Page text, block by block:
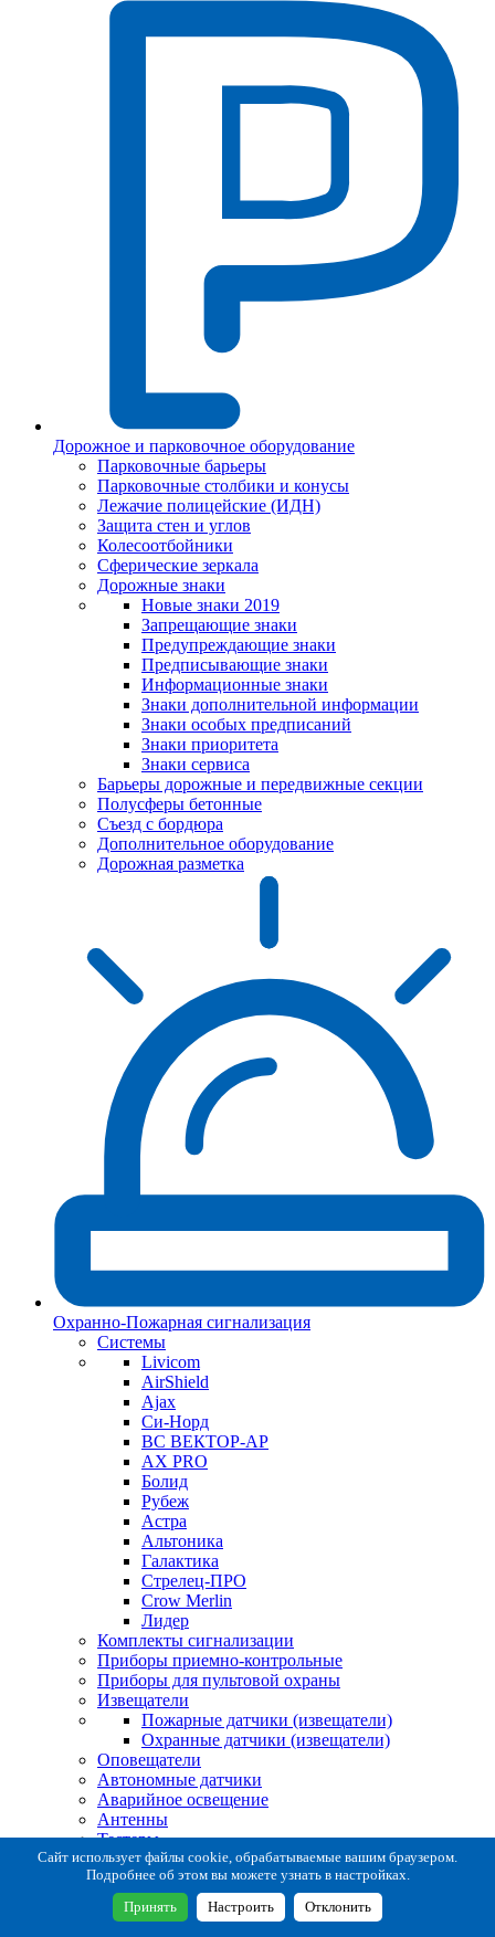
Дорожное и парковочное оборудование
Парковочные барьеры
Парковочные столбики и конусы
Лежачие полицейские (ИДН)
Защита стен и углов
Колесоотбойники
Сферические зеркала
Дорожные знаки
Новые знаки 2019
Запрещающие знаки
Предупреждающие знаки
Предписывающие знаки
Информационные знаки
Знаки дополнительной информации
Знаки особых предписаний
Знаки приоритета
Знаки сервиса
Барьеры дорожные и передвижные секции
Полусферы бетонные
Съезд с бордюра
Дополнительное оборудование
Дорожная разметка
Охранно-Пожарная сигнализация
Системы
Livicom
AirShield
Ajax
Си-Норд
ВС ВЕКТОР-АР
AX PRO
Болид
Рубеж
Астра
Альтоника
Галактика
Стрелец-ПРО
Crow Merlin
Лидер
Комплекты сигнализации
Приборы приемно-контрольные
Приборы для пультовой охраны
Извещатели
Пожарные датчики (извещатели)
Охранные датчики (извещатели)
Оповещатели
Автономные датчики
Аварийное освещение
Антенны
Тестеры
Система сбора извещений
Расходные и монтажные материалы
Коробки коммутационные
Кронштейны для извещателей
Сайт использует файлы cookie, обрабатываемые вашим браузером.
Подробнее об этом вы можете узнать в настройках.
Принять Настроить Отклонить